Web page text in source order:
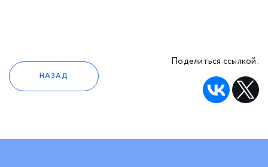
НАЗАД
Поделиться ссылкой: